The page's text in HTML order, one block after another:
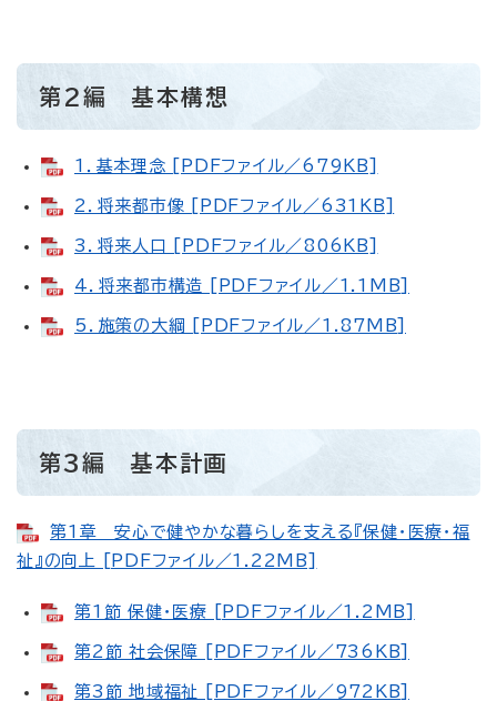
第2編 基本構想
1．基本理念 [PDFファイル／679KB]
2．将来都市像 [PDFファイル／631KB]
3．将来人口 [PDFファイル／806KB]
4．将来都市構造 [PDFファイル／1.1MB]
5．施策の大綱 [PDFファイル／1.87MB]
第3編 基本計画
第1章 安心で健やかな暮らしを支える『保健・医療・福
祉』の向上 [PDFファイル／1.22MB]
第1節 保健・医療 [PDFファイル／1.2MB]
第2節 社会保障 [PDFファイル／736KB]
第3節 地域福祉 [PDFファイル／972KB]